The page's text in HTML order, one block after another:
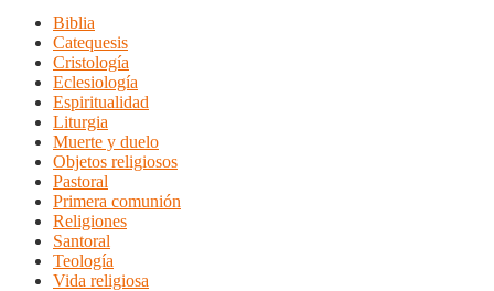
Biblia
Catequesis
Cristología
Eclesiología
Espiritualidad
Liturgia
Muerte y duelo
Objetos religiosos
Pastoral
Primera comunión
Religiones
Santoral
Teología
Vida religiosa